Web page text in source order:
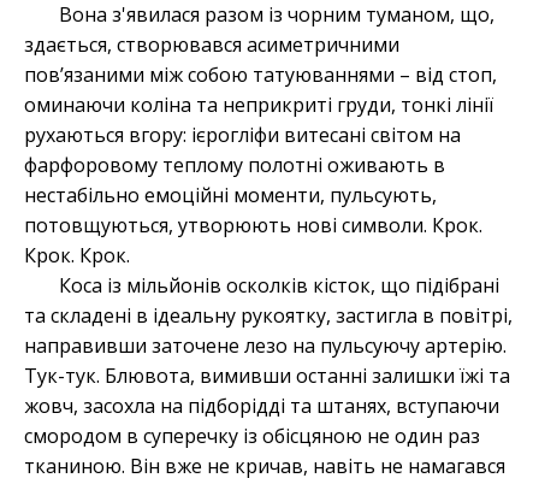
Вона з'явилася разом із чорним туманом, що,
здається, створювався асиметричними
пов’язаними між собою татуюваннями – від стоп,
оминаючи коліна та неприкриті груди, тонкі лінії
рухаються вгору: ієрогліфи витесані світом на
фарфоровому теплому полотні оживають в
нестабільно емоційні моменти, пульсують,
потовщуються, утворюють нові символи. Крок.
Крок. Крок.
Коса із мільйонів осколків кісток, що підібрані
та складені в ідеальну рукоятку, застигла в повітрі,
направивши заточене лезо на пульсуючу артерію.
Тук-тук. Блювота, вимивши останні залишки їжі та
жовч, засохла на підборідді та штанях, вступаючи
смородом в суперечку із обісцяною не один раз
тканиною. Він вже не кричав, навіть не намагався